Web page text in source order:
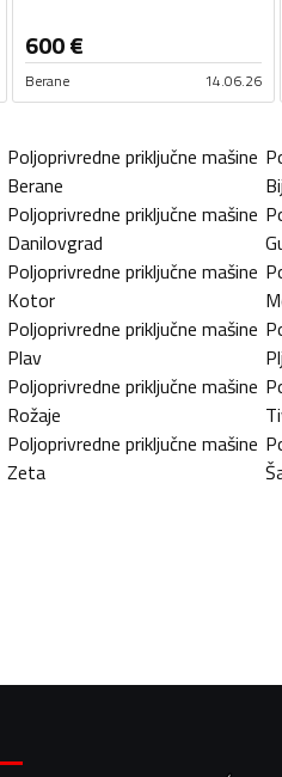
600€
Berane 14.06.26
Poljoprivredne priključne mašine
Berane
Poljoprivredne priključne mašine
Danilovgrad
Poljoprivredne priključne mašine
Kotor
Poljoprivredne priključne mašine
Plav
Poljoprivredne priključne mašine
Rožaje
Poljoprivredne priključne mašine
Zeta